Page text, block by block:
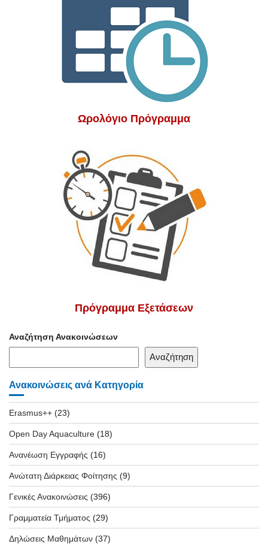
Ωρολόγιο Πρόγραμμα
Πρόγραμμα Εξετάσεων
Αναζήτηση Ανακοινώσεων
Αναζήτηση
Ανακοινώσεις ανά Κατηγορία
Erasmus++ (23)
Open Day Aquaculture (18)
Ανανέωση Εγγραφής (16)
Ανώτατη Διάρκειας Φοίτησης (9)
Γενικές Ανακοινώσεις (396)
Γραμματεία Τμήματος (29)
Δηλώσεις Μαθημάτων (37)